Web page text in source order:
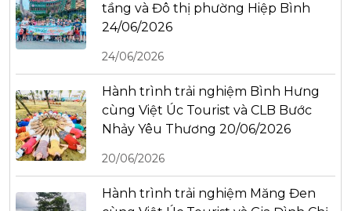
tầng và Đô thị phường Hiệp Bình
24/06/2026
24/06/2026
Hành trình trải nghiệm Bình Hưng
cùng Việt Úc Tourist và CLB Bước
Nhảy Yêu Thương 20/06/2026
20/06/2026
Hành trình trải nghiệm Măng Đen